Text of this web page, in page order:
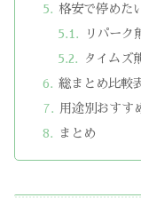
格安で停めた
リパーク
タイムズ
総まとめ比較
用途別おすす
まとめ